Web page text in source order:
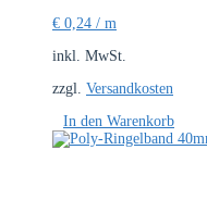
€ 0,24 / m
inkl. MwSt.
zzgl. Versandkosten
In den Warenkorb